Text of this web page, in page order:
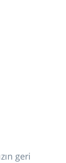
geri